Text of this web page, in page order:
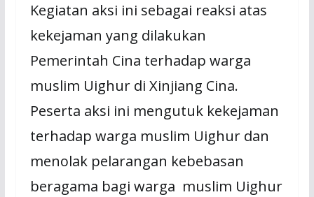
Kegiatan aksi ini sebagai reaksi atas
kekejaman yang dilakukan
Pemerintah Cina terhadap warga
muslim Uighur di Xinjiang Cina.
Peserta aksi ini mengutuk kekejaman
terhadap warga muslim Uighur dan
menolak pelarangan kebebasan
beragama bagi warga muslim Uighur